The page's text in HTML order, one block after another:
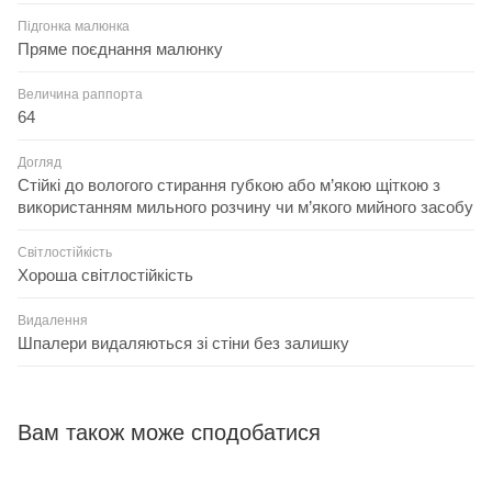
Підгонка малюнка
Пряме поєднання малюнку
Величина раппорта
64
Догляд
Стійкі до вологого стирання губкою або м’якою щіткою з
використанням мильного розчину чи м’якого мийного засобу
Світлостійкість
Хороша світлостійкість
Видалення
Шпалери видаляються зі стіни без залишку
Вам також може сподобатися